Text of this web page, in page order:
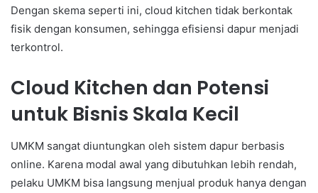
Dengan skema seperti ini, cloud kitchen tidak berkontak
fisik dengan konsumen, sehingga efisiensi dapur menjadi
terkontrol.
Cloud Kitchen dan Potensi
untuk Bisnis Skala Kecil
UMKM sangat diuntungkan oleh sistem dapur berbasis
online. Karena modal awal yang dibutuhkan lebih rendah,
pelaku UMKM bisa langsung menjual produk hanya dengan